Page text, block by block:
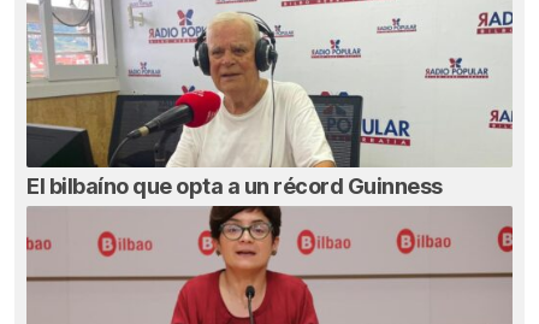
El bilbaíno que opta a un récord Guinness